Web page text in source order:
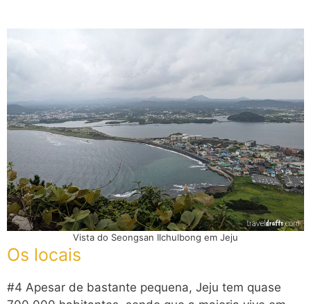
Vista do Seongsan Ilchulbong em Jeju
Os locais
#4 Apesar de bastante pequena, Jeju tem quase